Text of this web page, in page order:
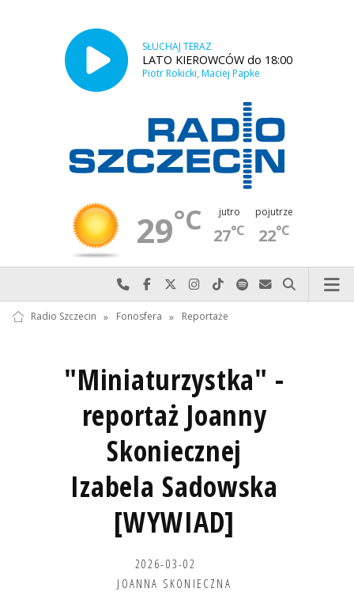
SŁUCHAJ TERAZ
LATO KIEROWCÓW do 18:00
Piotr Rokicki, Maciej Papke
29°C jutro
27°C
pojutrze
22°C
Najlepiej po prostu do nas zadzwoń
Odwiedź nas na Facebook-u
Odwiedź nas na X
Odwiedź nas na Instagram-ie
Odwiedź nas na TikTok-u
Szukaj nas na Spotify
Wyślij do nas
Szukaj
Radio Szczecin » Fonosfera » Reportaże
"Miniaturzystka" -
reportaż Joanny
Skoniecznej
Izabela Sadowska
[WYWIAD]
2026-03-02
JOANNA SKONIECZNA